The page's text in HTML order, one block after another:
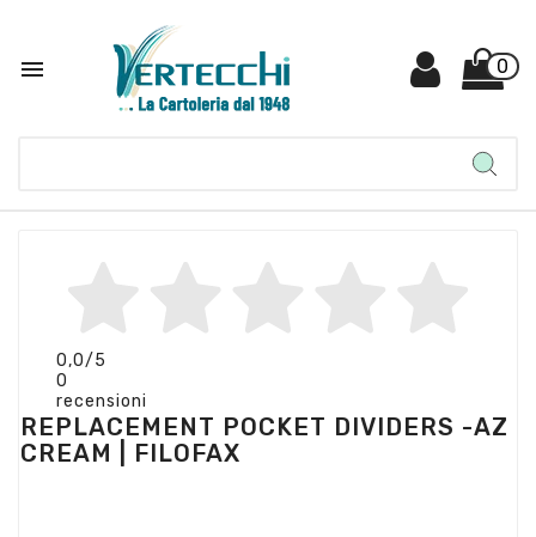
 0
0,0/5
0
recensioni
REPLACEMENT POCKET DIVIDERS -AZ
CREAM | FILOFAX